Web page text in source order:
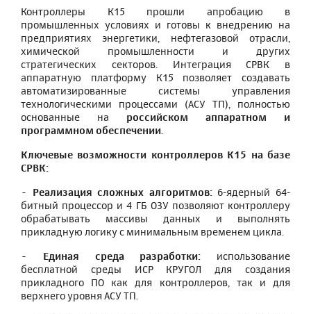
Контроллеры К15 прошли апробацию в
промышленных условиях и готовы к внедрению на
предприятиях энергетики, нефтегазовой отрасли,
химической промышленности и других
стратегических секторов. Интеграция СРВК в
аппаратную платформу К15 позволяет создавать
автоматизированные системы управления
технологическими процессами (АСУ ТП), полностью
основанные на российском аппаратном и
программном обеспечении.
Ключевые возможности контроллеров К15 на базе
СРВК:
- Реализация сложных алгоритмов:6-ядерный 64-
битный процессор и 4 ГБ ОЗУ позволяют контроллеру
обрабатывать массивы данных и выполнять
прикладную логику с минимальным временем цикла.
- Единая среда разработки: использование
бесплатной среды ИСР КРУГОЛ для создания
прикладного ПО как для контроллеров, так и для
верхнего уровня АСУ ТП.